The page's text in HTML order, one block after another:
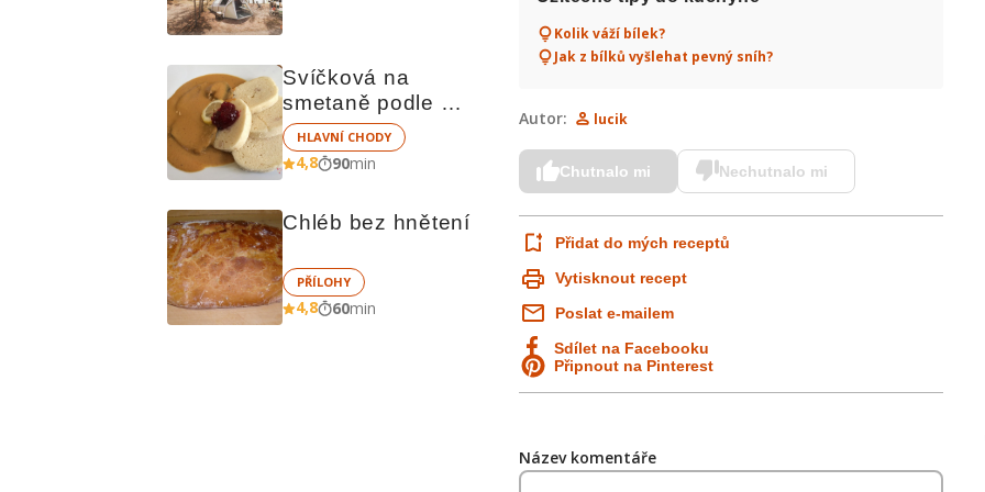
Svíčková na
smetaně podle
Richarda Nováka
HLAVNÍ CHODY
4,8 90min
Chléb bez hnětení
PŘÍLOHY
4,8 60min
Kolik váží bílek?
Jak z bílků vyšlehat pevný sníh?
Autor: lucik
Chutnalo mi Nechutnalo mi
Přidat do mých receptů
Vytisknout recept
Poslat e-mailem
Sdílet na Facebooku
Připnout na Pinterest
Název komentáře